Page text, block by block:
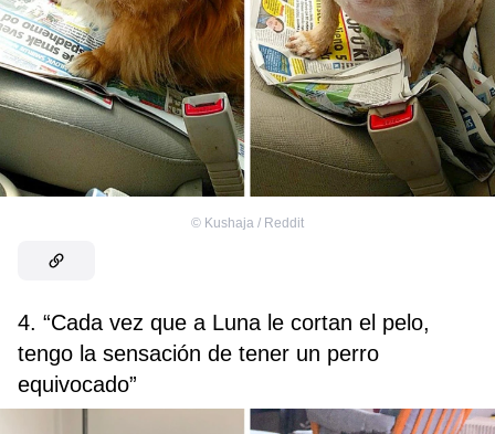
© Kushaja / Reddit
4. “Cada vez que a Luna le cortan el pelo,
tengo la sensación de tener un perro
equivocado”